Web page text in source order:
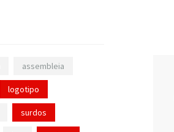
assembleia
logotipo
surdos